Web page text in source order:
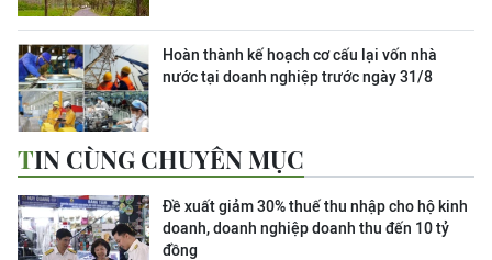
Hoàn thành kế hoạch cơ cấu lại vốn nhà
nước tại doanh nghiệp trước ngày 31/8
TIN CÙNG CHUYÊN MỤC
Đề xuất giảm 30% thuế thu nhập cho hộ kinh
doanh, doanh nghiệp doanh thu đến 10 tỷ
đồng